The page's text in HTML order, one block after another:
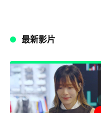
最新影片